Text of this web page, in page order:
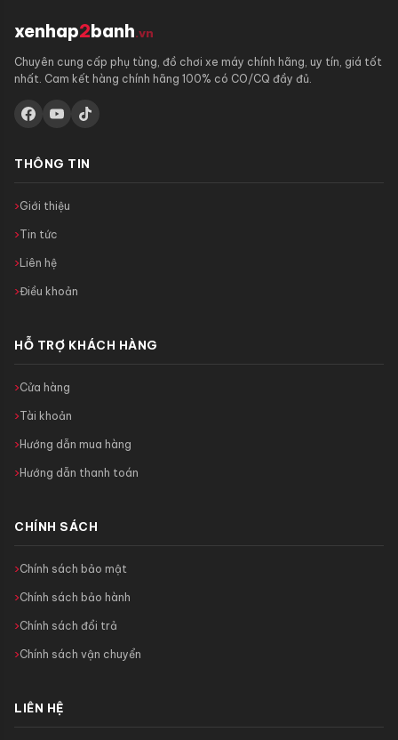
xenhap2banh.vn
Chuyên cung cấp phụ tùng, đồ chơi xe máy chính hãng, uy tín, giá tốt
nhất. Cam kết hàng chính hãng 100% có CO/CQ đầy đủ.
THÔNG TIN
Giới thiệu
Tin tức
Liên hệ
Điều khoản
HỖ TRỢ KHÁCH HÀNG
Cửa hàng
Tài khoản
Hướng dẫn mua hàng
Hướng dẫn thanh toán
CHÍNH SÁCH
Chính sách bảo mật
Chính sách bảo hành
Chính sách đổi trả
Chính sách vận chuyển
LIÊN HỆ